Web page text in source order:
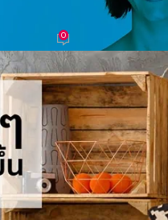
หอมให้บ้านน่า
0